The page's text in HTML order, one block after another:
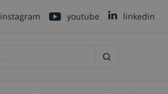
instagram youtube linkedin